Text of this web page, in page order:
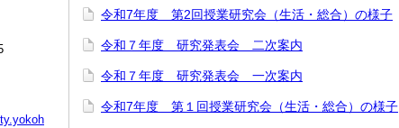
令和7年度 第2回授業研究会（生活・総合）の様子
令和７年度 研究発表会 二次案内
令和７年度 研究発表会 一次案内
令和7年度 第１回授業研究会（生活・総合）の様子